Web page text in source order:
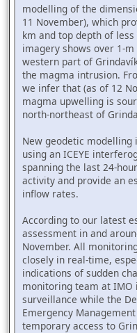
modelling of the
11 November), which
km and top depth of
imagery shows over 1-
western part of
the magma intrusion.
we infer that (as of 12
magma upwelling is
north-northeast of
New geodetic
using an ICEYE
spanning the last 24-
activity and provide an
inflow rates.
According to our latest
assessment in and
November. All
closely in real-time,
indications of sudden
monitoring team at
surveillance while the
Emergency
temporary access to